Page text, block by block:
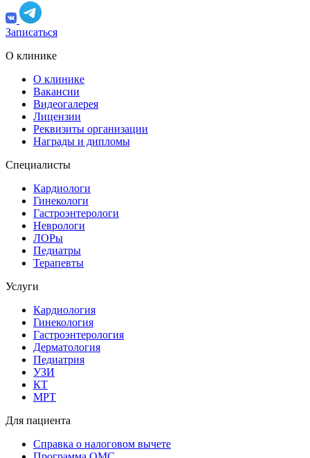
Записаться
О клинике
О клинике
Вакансии
Видеогалерея
Лицензии
Реквизиты организации
Награды и дипломы
Специалисты
Кардиологи
Гинекологи
Гастроэнтерологи
Неврологи
ЛОРы
Педиатры
Терапевты
Услуги
Кардиология
Гинекология
Гастроэнтерология
Дерматология
Педиатрия
УЗИ
КТ
МРТ
Для пациента
Справка о налоговом вычете